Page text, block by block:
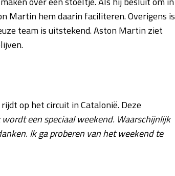
Martin hem daarin faciliteren. Overigens is
team is uitstekend. Aston Martin ziet
op het circuit in Catalonië. Deze
wordt een speciaal weekend. Waarschijnlijk
Ik ga proberen van het weekend te